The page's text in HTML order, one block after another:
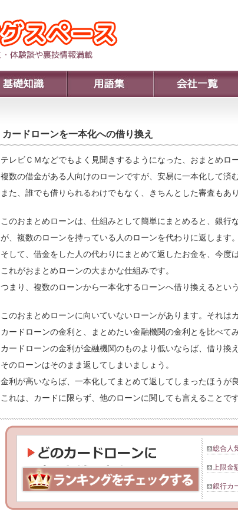
カードローンを一本化への借り換え
テレビＣＭなどでもよく見聞きするようになった、おまとめロー
複数の借金がある人向けのローンですが、安易に一本化して済
また、誰でも借りられるわけでもなく、きちんとした審査もあり
このおまとめローンは、仕組みとして簡単にまとめると、銀行
が、複数のローンを持っている人のローンを代わりに返します。
そして、借金をした人の代わりにまとめて返したお金を、今度
これがおまとめローンの大まかな仕組みです。
つまり、複数のローンから一本化するローンへ借り換えるとい
このおまとめローンに向いていないローンがあります。それは
カードローンの金利と、まとめたい金融機関の金利とを比べて
カードローンの金利が金融機関のものより低いならば、借り換
そのローンはそのまま返してしまいましょう。
金利が高いならば、一本化してまとめて返してしまったほうが良
これは、カードに限らず、他のローンに関しても言えることです
総合人
上限金
銀行カ